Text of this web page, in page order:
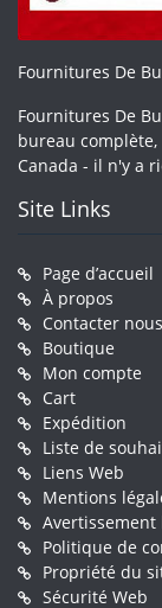
Fournitures De
Fournitures De
bureau
Canada - il n'y a
Site Links
Page d’accueil
À propos
Contacter nous
Boutique
Mon compte
Cart
Expédition
Liste de
Liens Web
Mentions
Avertissement
Politique de
Propriété du
Sécurité Web